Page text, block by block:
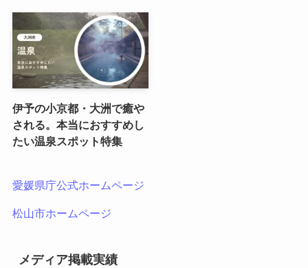
伊予の小京都・大洲で癒や
される。本当におすすめし
たい温泉スポット特集
愛媛県庁公式ホームページ
松山市ホームページ
メディア掲載実績